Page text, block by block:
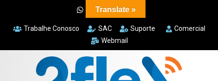
Trabalhe Conosco SAC Suporte
Comercial
Webmail
Translate »